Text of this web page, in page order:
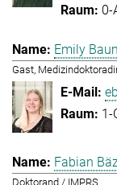
0-
Emily
Gast,
1-
Fabian
Doktorand / IMPRS